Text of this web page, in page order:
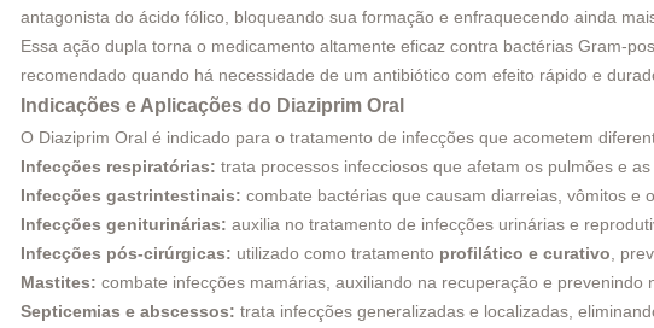
antagonista do ácido fólico, bloqueando sua formação e enfraquecendo ainda
Essa ação dupla torna o medicamento altamente eficaz contra bactérias Gram-
recomendado quando há necessidade de um antibiótico com efeito rápido e
Indicações e Aplicações do Diaziprim Oral
O Diaziprim Oral é indicado para o tratamento de infecções que acometem
Infecções respiratórias: trata processos infecciosos que afetam os pulmões e
Infecções gastrintestinais: combate bactérias que causam diarreias, vômitos e
Infecções geniturinárias: auxilia no tratamento de infecções urinárias e
Infecções pós-cirúrgicas: utilizado como tratamento profilático e curativo ,
Mastites: combate infecções mamárias, auxiliando na recuperação e prevenindo
Septicemias e abscessos: trata infecções generalizadas e localizadas,